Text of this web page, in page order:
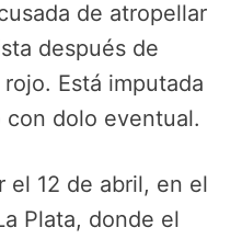
de atropellar
después de
Está imputada
dolo eventual.
el 12 de abril, en el
Plata, donde el